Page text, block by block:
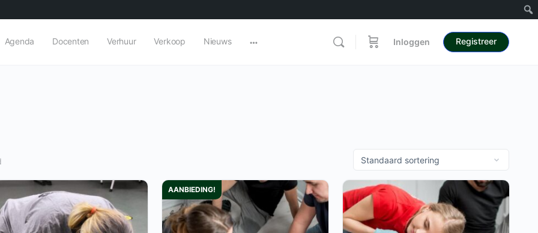
Agenda Docenten Verhuur Verkoop Nieuws Inloggen Registreer
AANBIEDING!